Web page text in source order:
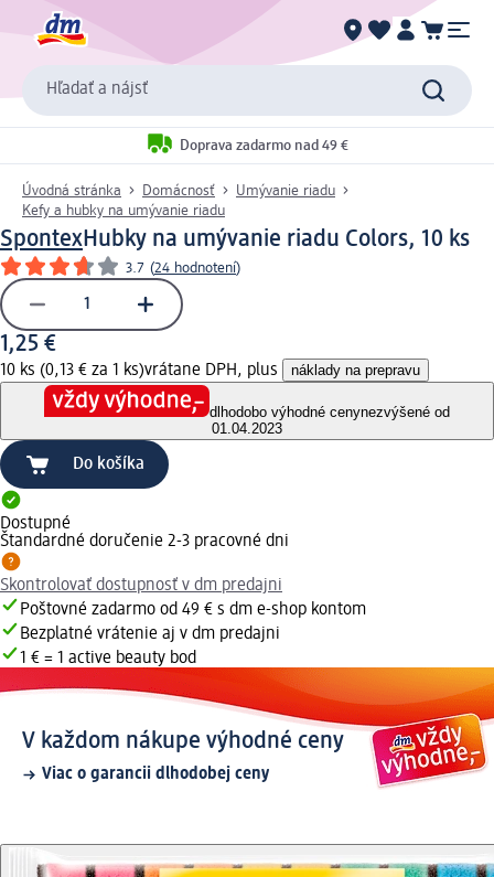
Hľadať a nájsť
Doprava zadarmo nad 49 €
Úvodná stránka Domácnosť
Umývanie riadu
Kefy a hubky na umývanie riadu
SpontexHubky na umývanie riadu Colors, 10 ks
3.7 (24 hodnotení)
1,25 €
10 ks (0,13 € za 1 ks)vrátane DPH, plus náklady na prepravu
dlhodobo výhodné cenynezvýšené od
01.04.2023
Do košíka
Dostupné
Štandardné doručenie 2-3 pracovné dni
Skontrolovať dostupnosť v dm predajni
Poštovné zadarmo od 49 € s dm e-shop kontom
Bezplatné vrátenie aj v dm predajni
1 € = 1 active beauty bod
V každom nákupe výhodné ceny
Viac o garancii dlhodobej ceny